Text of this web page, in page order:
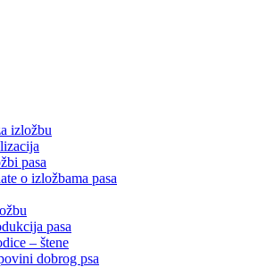
izložbu
pasa
o izložbama pasa
pasa
– štene
dobrog psa